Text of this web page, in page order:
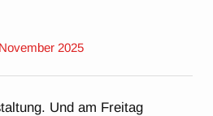
2025
Und am Freitag